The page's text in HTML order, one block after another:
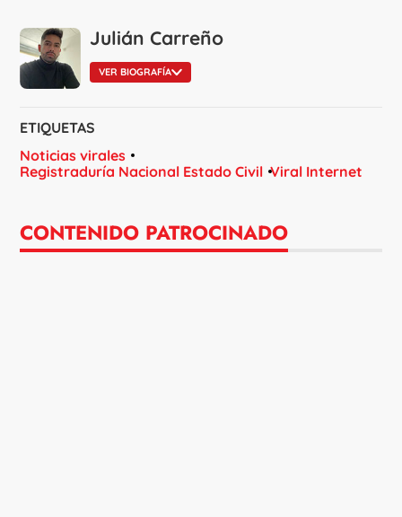
Julián Carreño
VER BIOGRAFÍA
ETIQUETAS
Noticias virales
Registraduría Nacional Estado Civil Viral Internet
CONTENIDO PATROCINADO